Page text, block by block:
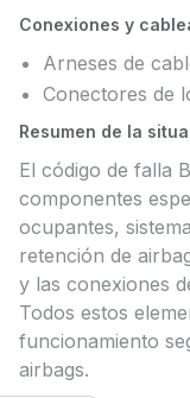
Conexiones y
Arneses de
Conectores de
Resumen de la
El código de falla
componentes
ocupantes,
retención de
y las conexiones
Todos estos
funcionamiento
airbags.